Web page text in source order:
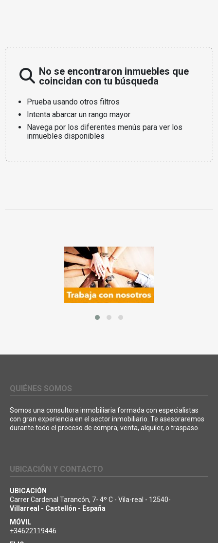
No se encontraron inmuebles que
coincidan con tu búsqueda
Prueba usando otros filtros
Intenta abarcar un rango mayor
Navega por los diferentes menús para ver los
inmuebles disponibles
QUIÉNES SOMOS
Somos una consultora inmobiliaria formada con especialistas
con gran experiencia en el sector inmobiliario. Te asesoraremos
durante todo el proceso de compra, venta, alquiler, o traspaso.
UBICACIÓN Y CONTACTO
UBICACIÓN
Carrer Cardenal Tarancón, 7- 4º C - Vila-real - 12540-
Villarreal - Castellón - España
MÓVIL
+34622119446